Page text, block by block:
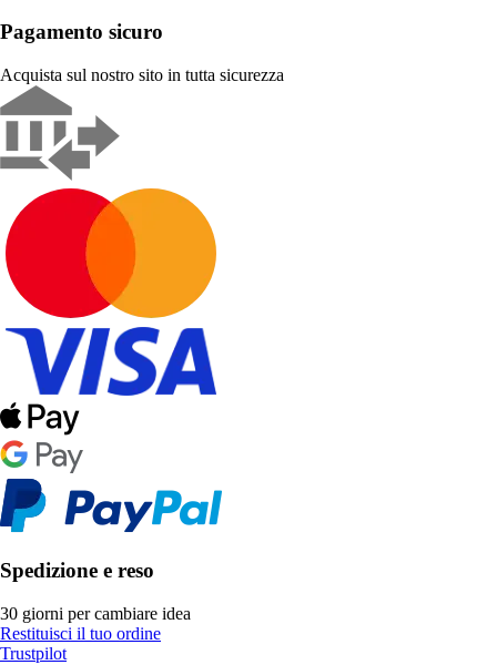
Pagamento sicuro
Acquista sul nostro sito in tutta sicurezza
Spedizione e reso
30 giorni per cambiare idea
Restituisci il tuo ordine
Trustpilot